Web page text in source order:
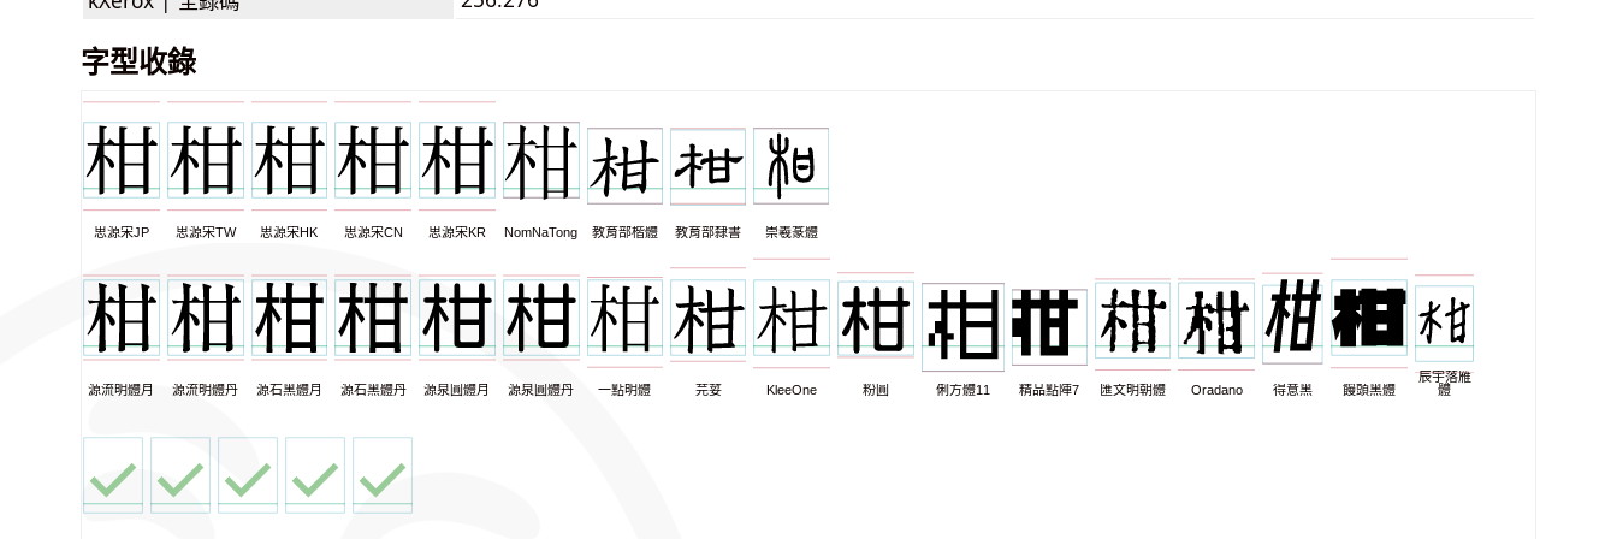
字型收錄
思源宋JP 思源宋TW 思源宋HK 思源宋CN 思源宋KR NomNaTong 教育部楷體 教育部隸書 崇羲篆體
源流明體月 源流明體丹 源石黑體月 源石黑體丹 源泉圓體月 源泉圓體丹 一點明體 芫荽 KleeOne 粉圓 俐方體11 精品點陣7 匯文明朝體 Oradano 得意黑 饅頭黑體
辰宇落雁
體